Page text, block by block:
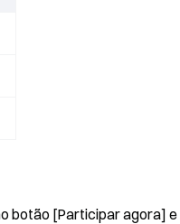
botão [Participar agora]